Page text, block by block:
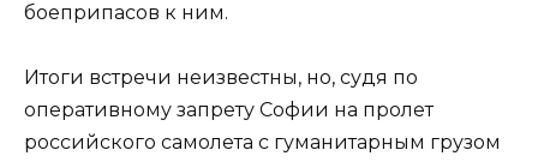
боеприпасов к ним.
Итоги встречи неизвестны, но, судя по
оперативному запрету Софии на пролет
российского самолета с гуманитарным грузом